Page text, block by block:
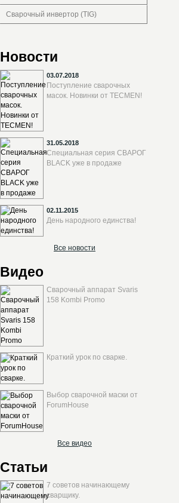
Сварочный инвертор (TIG)
Новости
03.07.2018
Поступление сварочных
масок. Новинки от TECMEN!
31.05.2018
Специальная серия СВАРОГ
BLACK уже в продаже
02.11.2015
День народного единства!
Все новости
Видео
Сварочный аппарат Svaris
158 Kombi Promo
Краткий урок по сварке.
Выбор сварочной маски от
ForumHouse
Все видео
Статьи
7 советов начинающему
сварщику.